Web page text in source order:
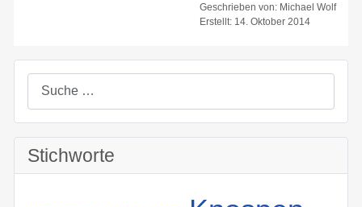
Geschrieben von: Michael Wolf
Erstellt: 14. Oktober 2014
Suchen
Stichworte